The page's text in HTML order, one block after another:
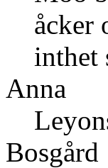
åcker
inthet
Anna
Bosgård